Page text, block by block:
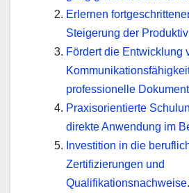
Erlernen
Steigerung der
Fördert die Entwicklung
professionelle
Praxisorientierte
direkte Anwendung im
Investition in die
Zertifizierungen und
Qualifikationsnachweise.